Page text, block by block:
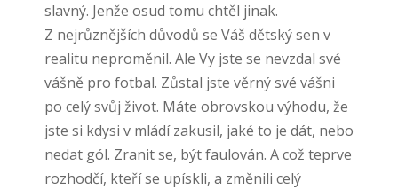
slavný. Jenže osud tomu chtěl jinak.
Z nejrůznějších důvodů se Váš dětský sen v
realitu neproměnil. Ale Vy jste se nevzdal své
vášně pro fotbal. Zůstal jste věrný své vášni
po celý svůj život. Máte obrovskou výhodu, že
jste si kdysi v mládí zakusil, jaké to je dát, nebo
nedat gól. Zranit se, být faulován. A což teprve
rozhodčí, kteří se upískli, a změnili celý